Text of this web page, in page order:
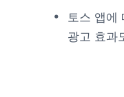
대리점 홈페이지
토스 앱에
광고 효과